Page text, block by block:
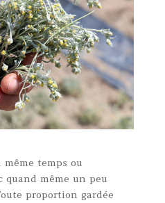
même temps ou
quand même un peu
proportion gardée